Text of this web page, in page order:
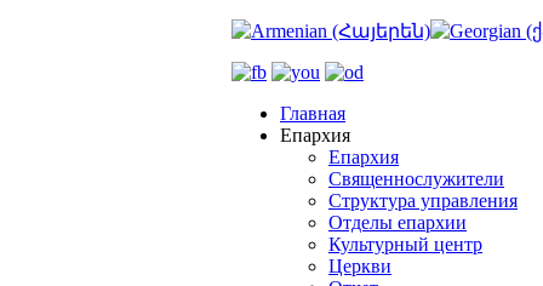
Главная
Епархия
Епархия
Священнослужители
Структура управления
Отделы епархии
Культурный центр
Церкви